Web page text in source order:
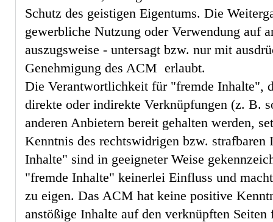
Schutz des geistigen Eigentums. Die
gewerbliche Nutzung oder Verwendung auf
auszugsweise - untersagt bzw. nur mit
Genehmigung des ACM erlaubt.
Die Verantwortlichkeit für "fremde Inhalte",
direkte oder indirekte Verknüpfungen (z. B.
anderen Anbietern bereit gehalten werden,
Kenntnis des rechtswidrigen bzw. strafbaren
Inhalte" sind in geeigneter Weise
"fremde Inhalte" keinerlei Einfluss und
zu eigen. Das ACM hat keine positive
anstößige Inhalte auf den verknüpften